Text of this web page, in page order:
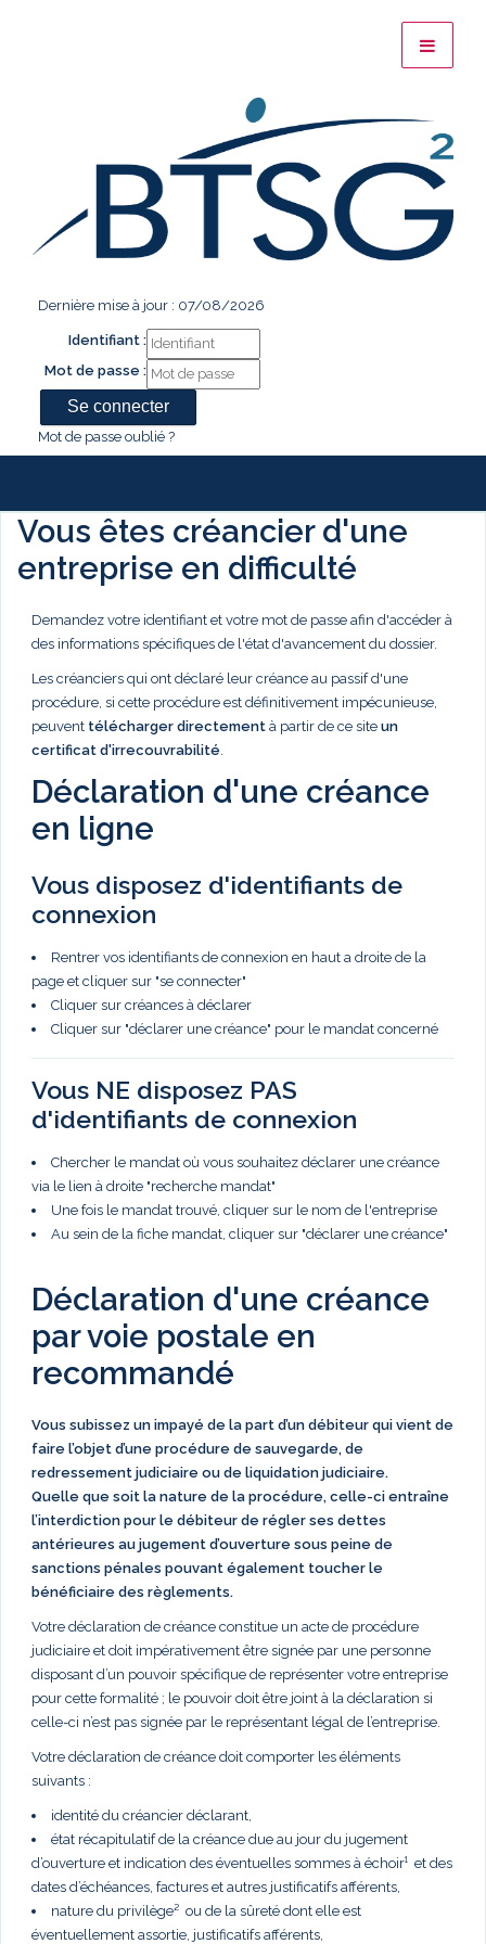
Dernière mise à jour : 07/08/2026
Identifiant :
Mot de passe :
Mot de passe oublié ?
Vous êtes créancier d'une
entreprise en difficulté
Demandez votre identifiant et votre mot de passe afin d'accéder à
des informations spécifiques de l'état d'avancement du dossier.
Les créanciers qui ont déclaré leur créance au passif d'une
procédure, si cette procédure est définitivement impécunieuse,
peuvent télécharger directement à partir de ce site un
certificat d'irrecouvrabilité.
Déclaration d'une créance
en ligne
Vous disposez d'identifiants de
connexion
Rentrer vos identifiants de connexion en haut a droite de la
page et cliquer sur "se connecter"
Cliquer sur créances à déclarer
Cliquer sur "déclarer une créance" pour le mandat concerné
Vous NE disposez PAS
d'identifiants de connexion
Chercher le mandat où vous souhaitez déclarer une créance
via le lien à droite "recherche mandat"
Une fois le mandat trouvé, cliquer sur le nom de l'entreprise
Au sein de la fiche mandat, cliquer sur "déclarer une créance"
Déclaration d'une créance
par voie postale en
recommandé
Vous subissez un impayé de la part d’un débiteur qui vient de
faire l’objet d’une procédure de sauvegarde, de
redressement judiciaire ou de liquidation judiciaire.
Quelle que soit la nature de la procédure, celle-ci entraîne
l’interdiction pour le débiteur de régler ses dettes
antérieures au jugement d’ouverture sous peine de
sanctions pénales pouvant également toucher le
bénéficiaire des règlements.
Votre déclaration de créance constitue un acte de procédure
judiciaire et doit impérativement être signée par une personne
disposant d’un pouvoir spécifique de représenter votre entreprise
pour cette formalité ; le pouvoir doit être joint à la déclaration si
celle-ci n’est pas signée par le représentant légal de l’entreprise.
Votre déclaration de créance doit comporter les éléments
suivants :
identité du créancier déclarant,
état récapitulatif de la créance due au jour du jugement
d’ouverture et indication des éventuelles sommes à échoir¹ et des
dates d’échéances, factures et autres justificatifs afférents,
nature du privilège² ou de la sûreté dont elle est
éventuellement assortie, justificatifs afférents,